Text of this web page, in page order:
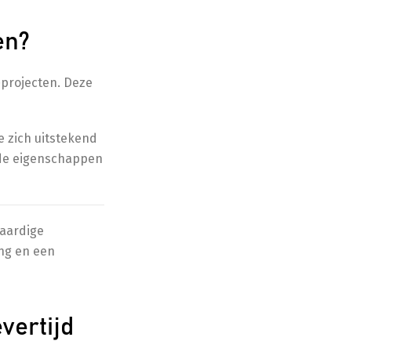
Deze
zich uitstekend
eigenschappen
en een